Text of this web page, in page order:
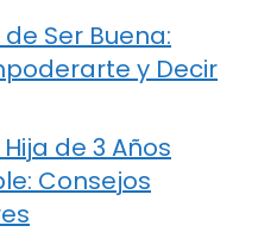
Ser Buena:
y Decir
de 3 Años
Consejos